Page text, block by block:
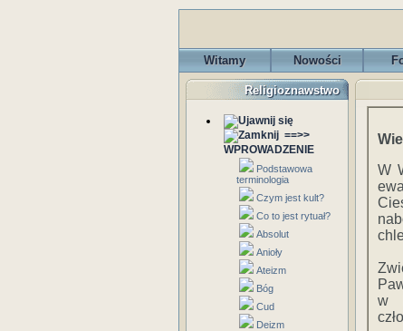
Witamy Nowości
Religioznawstwo
==>>
WPROWADZENIE
Podstawowa
terminologia
Czym jest kult?
Co to jest rytuał?
Absolut
Anioły
Ateizm
Bóg
Cud
Deizm
W
w